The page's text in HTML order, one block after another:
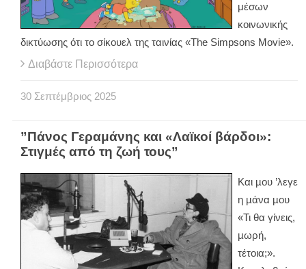
μέσων
κοινωνικής
δικτύωσης ότι το σίκουελ της ταινίας «The Simpsons Movie».
Διαβάστε Περισσότερα
30 Σεπτέμβριος 2025
”Πάνος Γεραμάνης και «Λαϊκοί βάρδοι»:
Στιγμές από τη ζωή τους”
Και µου ’λεγε
η µάνα µου
«Τι θα γίνεις,
µωρή,
τέτοια;».